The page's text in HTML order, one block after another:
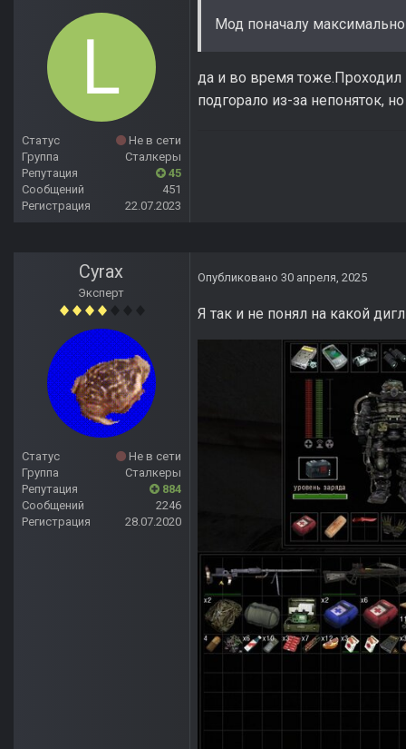
Статус
Не в сети
Группа
Сталкеры
Репутация
45
Сообщений
451
Регистрация
22.07.2023
Мод поначалу
да и во время тоже.Проходил
подгорало из-за непоняток,
Cyrax
Эксперт
Статус
Не в сети
Группа
Сталкеры
Репутация
884
Сообщений
2246
Регистрация
28.07.2020
Опубликовано 30 апреля, 2025
Я так и не понял на какой